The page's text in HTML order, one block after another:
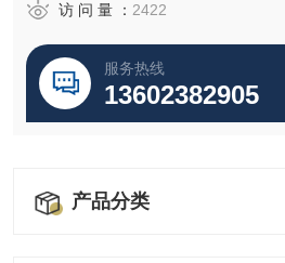
访 问 量 ： 2422
服务热线
13602382905
产品分类